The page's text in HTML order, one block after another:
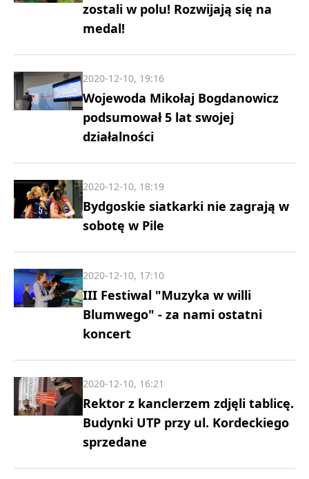
zostali w polu! Rozwijają się na
medal!
Wojewoda Mikołaj Bogdanowicz
podsumował 5 lat swojej
działalności
2020-12-10, 19:16
Bydgoskie siatkarki nie zagrają w
sobotę w Pile
2020-12-10, 18:19
III Festiwal "Muzyka w willi
Blumwego" - za nami ostatni
koncert
2020-12-10, 17:10
Rektor z kanclerzem zdjęli tablicę.
Budynki UTP przy ul. Kordeckiego
sprzedane
2020-12-10, 16:21